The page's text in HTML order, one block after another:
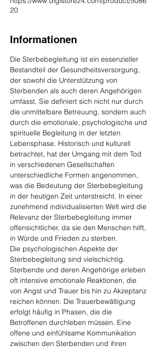
20
Informationen
Die Sterbebegleitung ist ein essenzieller
Bestandteil der Gesundheitsversorgung,
der sowohl die Unterstützung von
Sterbenden als auch deren Angehörigen
umfasst. Sie definiert sich nicht nur durch
die unmittelbare Betreuung, sondern auch
durch die emotionale, psychologische und
spirituelle Begleitung in der letzten
Lebensphase. Historisch und kulturell
betrachtet, hat der Umgang mit dem Tod
in verschiedenen Gesellschaften
unterschiedliche Formen angenommen,
was die Bedeutung der Sterbebegleitung
in der heutigen Zeit unterstreicht. In einer
zunehmend individualisierten Welt wird die
Relevanz der Sterbebegleitung immer
offensichtlicher, da sie den Menschen hilft,
in Würde und Frieden zu sterben.
Die psychologischen Aspekte der
Sterbebegleitung sind vielschichtig.
Sterbende und deren Angehörige erleben
oft intensive emotionale Reaktionen, die
von Angst und Trauer bis hin zu Akzeptanz
reichen können. Die Trauerbewältigung
erfolgt häufig in Phasen, die die
Betroffenen durchleben müssen. Eine
offene und einfühlsame Kommunikation
zwischen den Sterbenden und ihren